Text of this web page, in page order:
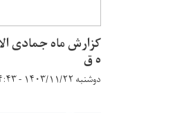
ه ق
دوشنبه ۱۴۰۳/۱۱/۲۲ - ۱۴:۴۳